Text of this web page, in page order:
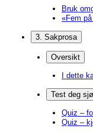
Bruk
«Fem
3. Sakprosa
Oversikt
I dette
Test deg
Quiz –
Quiz –